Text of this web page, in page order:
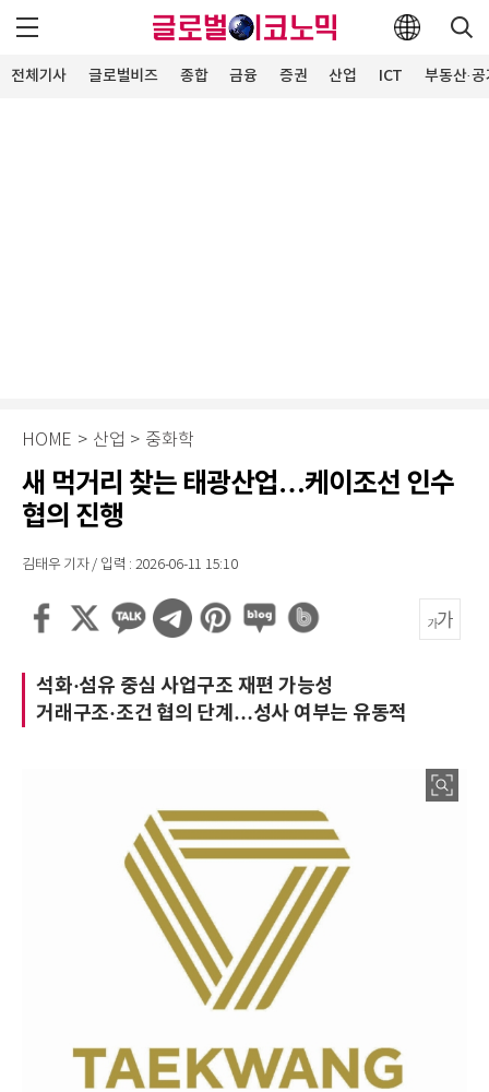
전체기사 글로벌비즈 종합 금융 증권 산업 ICT 부동산·
HOME > 산업 > 중화학
새 먹거리 찾는 태광산업…케이조선 인수
협의 진행
김태우 기자 / 입력 : 2026-06-11 15:10
석화·섬유 중심 사업구조 재편 가능성
거래구조·조건 협의 단계…성사 여부는 유동적